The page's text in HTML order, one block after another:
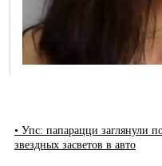
• Упс: папарацци заглянули
звездных засветов в авто